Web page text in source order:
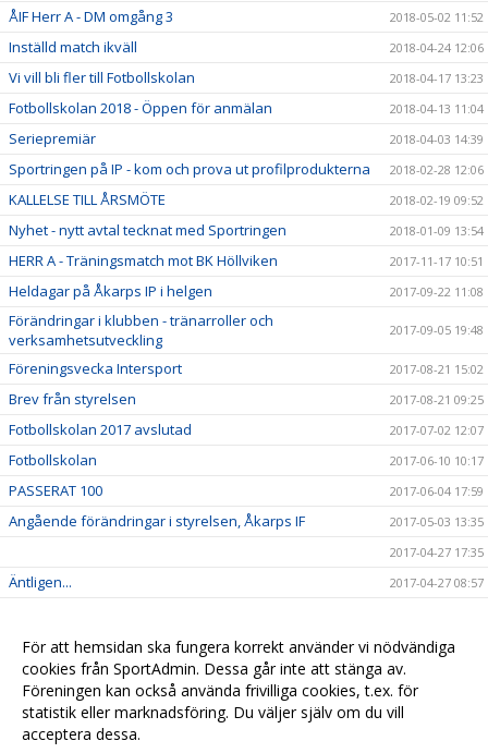
ÅIF Herr A - DM omgång 3 2018-05-02 11:52
Inställd match ikväll 2018-04-24 12:06
Vi vill bli fler till Fotbollskolan 2018-04-17 13:23
Fotbollskolan 2018 - Öppen för anmälan 2018-04-13 11:04
Seriepremiär 2018-04-03 14:39
Sportringen på IP - kom och prova ut profilprodukterna 2018-02-28 12:06
KALLELSE TILL ÅRSMÖTE 2018-02-19 09:52
Nyhet - nytt avtal tecknat med Sportringen 2018-01-09 13:54
HERR A - Träningsmatch mot BK Höllviken 2017-11-17 10:51
Heldagar på Åkarps IP i helgen 2017-09-22 11:08
Förändringar i klubben - tränarroller och
verksamhetsutveckling
2017-09-05 19:48
Föreningsvecka Intersport 2017-08-21 15:02
Brev från styrelsen 2017-08-21 09:25
Fotbollskolan 2017 avslutad 2017-07-02 12:07
Fotbollskolan 2017-06-10 10:17
PASSERAT 100 2017-06-04 17:59
Angående förändringar i styrelsen, Åkarps IF
2017-05-03 13:35
2017-04-27 17:35
Äntligen... 2017-04-27 08:57
Nyheter i profilsortimentet 2017-02-03 08:10
Utbildning genomförd 2016-12-12 20:40
För att hemsidan ska fungera korrekt använder vi nödvändiga
cookies från SportAdmin. Dessa går inte att stänga av.
Föreningen kan också använda frivilliga cookies, t.ex. för
statistik eller marknadsföring. Du väljer själv om du vill
acceptera dessa.